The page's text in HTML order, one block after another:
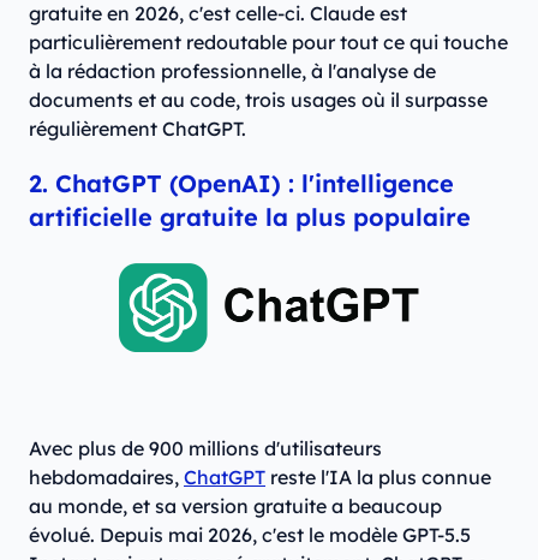
gratuite en 2026, c'est celle-ci. Claude est
particulièrement redoutable pour tout ce qui touche
à la rédaction professionnelle, à l'analyse de
documents et au code, trois usages où il surpasse
régulièrement ChatGPT.
2. ChatGPT (OpenAI) : l'intelligence
artificielle gratuite la plus populaire
Avec plus de 900 millions d'utilisateurs
hebdomadaires, ChatGPT reste l'IA la plus connue
au monde, et sa version gratuite a beaucoup
évolué. Depuis mai 2026, c'est le modèle GPT-5.5